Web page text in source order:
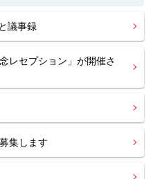
議事録
レセプション」が開催さ
集します